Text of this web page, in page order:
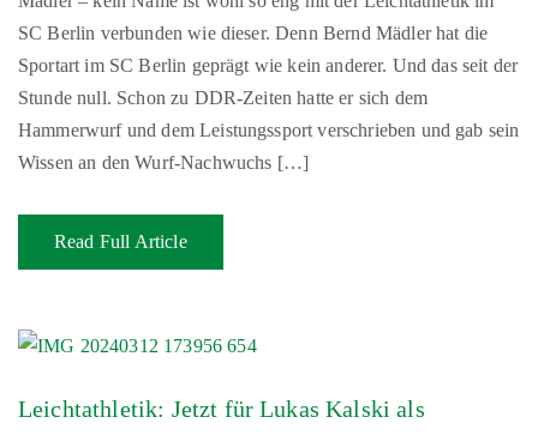
SC Berlin verbunden wie dieser. Denn Bernd Mädler hat die
Sportart im SC Berlin geprägt wie kein anderer. Und das seit der
Stunde null. Schon zu DDR-Zeiten hatte er sich dem
Hammerwurf und dem Leistungssport verschrieben und gab sein
Wissen an den Wurf-Nachwuchs […]
Read Full Article
Leichtathletik: Jetzt für Lukas Kalski als